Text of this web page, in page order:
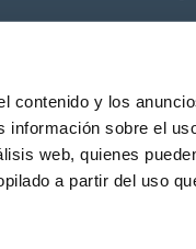
contenido y los
sobre el
web, quienes
a partir del uso
Noticias Trabaja